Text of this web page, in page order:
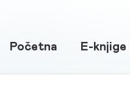
Početna E-knjige